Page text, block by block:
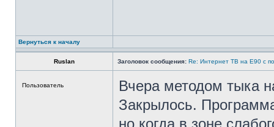
Вернуться к началу
Ruslan Заголовок сообщения: Re: Интернет ТВ на Е90 с
Пользователь
Вчера методом тыка
Закрылось.
но когда в зоне